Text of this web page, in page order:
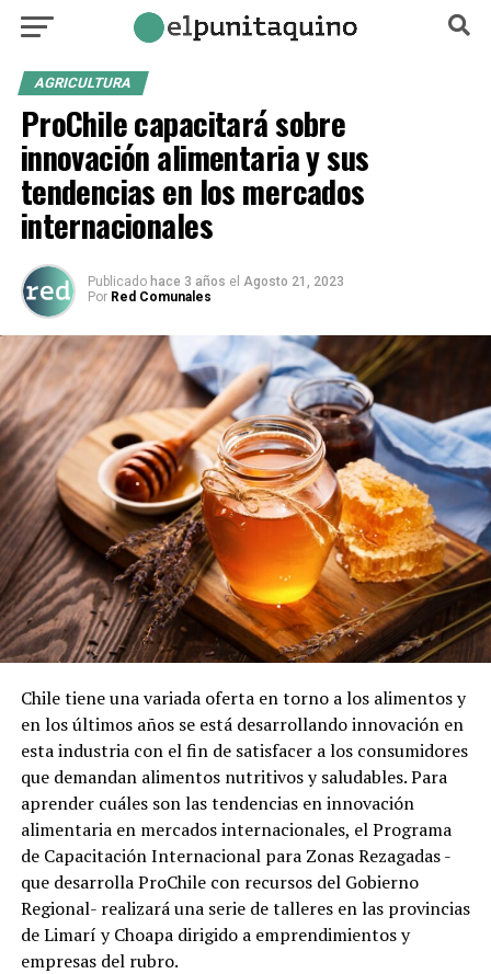
AGRICULTURA
ProChile capacitará sobre
innovación alimentaria y sus
tendencias en los mercados
internacionales
Publicado hace 3 años el Agosto 21, 2023
Por Red Comunales
Chile tiene una variada oferta en torno a los alimentos y
en los últimos años se está desarrollando innovación en
esta industria con el fin de satisfacer a los consumidores
que demandan alimentos nutritivos y saludables. Para
aprender cuáles son las tendencias en innovación
alimentaria en mercados internacionales, el Programa
de Capacitación Internacional para Zonas Rezagadas -
que desarrolla ProChile con recursos del Gobierno
Regional- realizará una serie de talleres en las provincias
de Limarí y Choapa dirigido a emprendimientos y
empresas del rubro.